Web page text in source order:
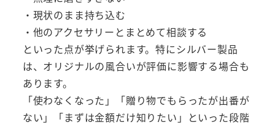
・現状のまま持ち込む
・他のアクセサリーとまとめて相談する
といった点が挙げられます。特にシルバー製品
は、オリジナルの風合いが評価に影響する場合も
あります。
「使わなくなった」「贈り物でもらったが出番が
ない」「まずは金額だけ知りたい」といった段階